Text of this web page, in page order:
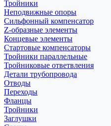
Тройники
Неподвижные опоры
Cильфонный компенсатор
Z-образные элементы
Концевые элементы
Стартовые компенсаторы
Тройники параллельные
Тройниковые ответвления
Детали трубопровода
Отводы
Переходы
Фланцы
Тройники
Заглушки